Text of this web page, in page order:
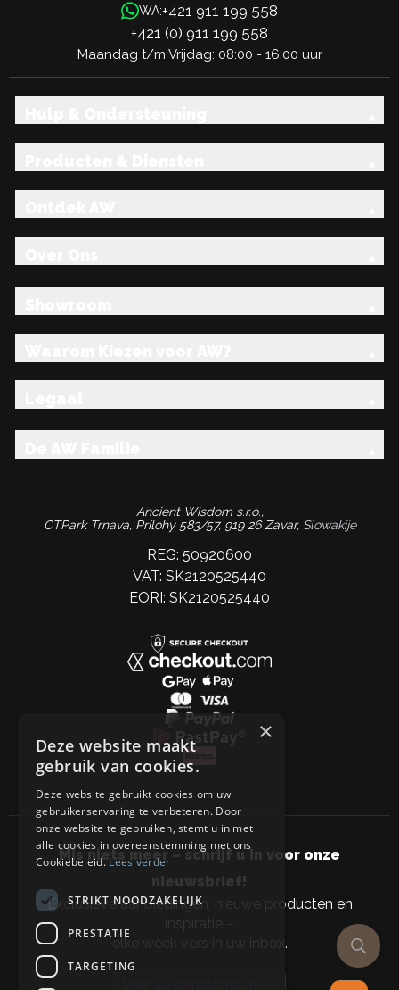
WA:+421 911 199 558
+421 (0) 911 199 558
Maandag t/m Vrijdag: 08:00 - 16:00 uur
Ancient Wisdom s.r.o.,
CTPark Trnava, Prílohy 583/57, 919 26 Zavar, Slowakije
REG: 50920600
VAT: SK2120525440
EORI: SK2120525440
Mis niets meer – schrijf u in voor onze
nieuwsbrief!
Exclusieve aanbiedingen, nieuwe producten en
inspiratie –
elke week vers in uw inbox.
×
Deze website maakt
gebruik van cookies.
Deze website gebruikt cookies om uw
gebruikerservaring te verbeteren. Door
onze website te gebruiken, stemt u in met
alle cookies in overeenstemming met ons
Cookiebeleid.Lees verder
STRIKT NOODZAKELIJK
PRESTATIE
TARGETING